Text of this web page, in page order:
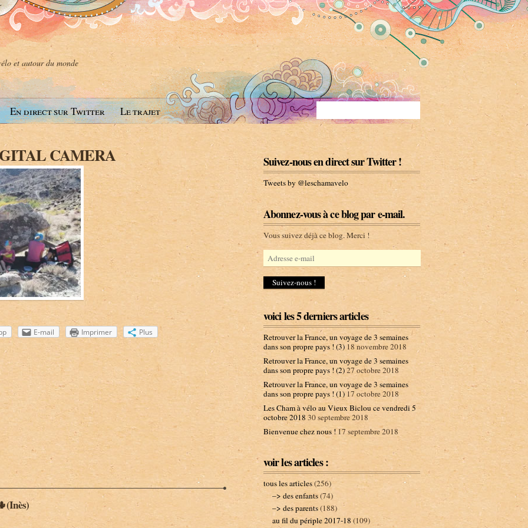
et autour du monde
En direct sur Twitter Le trajet
CAMERA
E-mail Imprimer Plus
Suivez-nous en direct sur Twitter !
Tweets by @leschamavelo
Abonnez-vous à ce blog par e-mail.
Vous suivez déjà ce blog. Merci !
d
r
e
e
e
-
m
a
i
l
voici les 5 derniers articles
Retrouver la France, un voyage de 3 semaines
dans son propre pays ! (3) 18 novembre 2018
Retrouver la France, un voyage de 3 semaines
dans son propre pays ! (2)27 octobre 2018
Retrouver la France, un voyage de 3 semaines
dans son propre pays ! (1) 17 octobre 2018
Les Cham à vélo au Vieux Biclou ce vendredi 5
octobre 2018 30 septembre 2018
Bienvenue chez nous ! 17 septembre 2018
voir les articles :
tous les articles(256)
–> des enfants(74)
–> des parents(188)
au fil du périple 2017-18 (109)